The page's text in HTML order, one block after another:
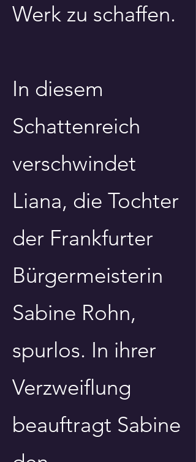
Werk zu schaffen.
In diesem
Schattenreich
verschwindet
Liana, die Tochter
der Frankfurter
Bürgermeisterin
Sabine Rohn,
spurlos. In ihrer
Verzweiflung
beauftragt Sabine